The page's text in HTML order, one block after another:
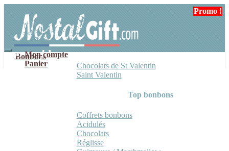
navigation
contenu
Mon compte
Panier
Bonbons
Chocolats de St Valentin
Saint Valentin
Top bonbons
Coffrets bonbons
Acidulés
Chocolats
Réglisse
Promo !
Promo !
Promo !